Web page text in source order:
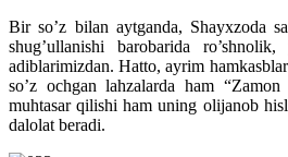
Bir so’z bilan aytganda, Shayxzoda
shug’ullanishi barobarida
adiblarimizdan. Hatto, ayrim
so’z ochgan lahzalarda ham
muhtasar qilishi ham uning olijanob
dalolat beradi.